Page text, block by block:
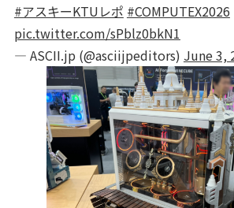
#アスキーKTUレポ #COMPUTEX2026
pic.twitter.com/sPblz0bkN1
— ASCII.jp (@asciijpeditors) June 3,